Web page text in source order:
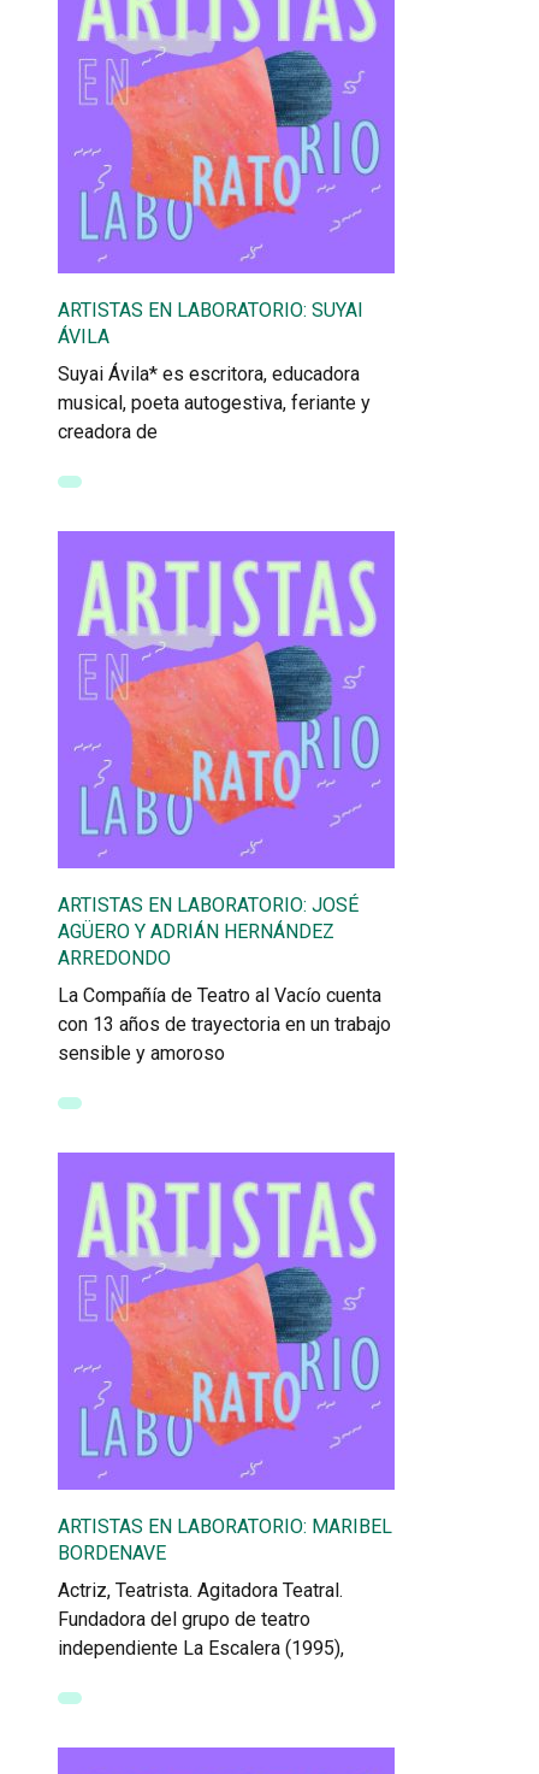
ARTISTAS EN LABORATORIO: SUYAI
ÁVILA
Suyai Ávila* es escritora, educadora
musical, poeta autogestiva, feriante y
creadora de
ARTISTAS EN LABORATORIO: JOSÉ
AGÜERO Y ADRIÁN HERNÁNDEZ
ARREDONDO
La Compañía de Teatro al Vacío cuenta
con 13 años de trayectoria en un trabajo
sensible y amoroso
ARTISTAS EN LABORATORIO: MARIBEL
BORDENAVE
Actriz, Teatrista. Agitadora Teatral.
Fundadora del grupo de teatro
independiente La Escalera (1995),